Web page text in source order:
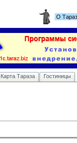
О
Карта Тараза Гостиницы